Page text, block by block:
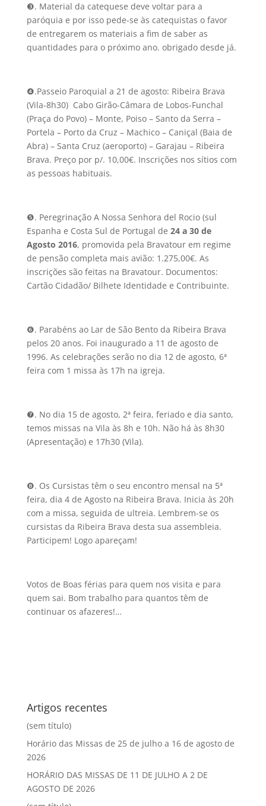
❸. Material da catequese deve voltar para a
paróquia e por isso pede-se às catequistas o favor
de entregarem os materiais a fim de saber as
quantidades para o próximo ano. obrigado desde já.
❹.Passeio Paroquial a 21 de agosto: Ribeira Brava
(Vila-8h30) Cabo Girão-Câmara de Lobos-Funchal
(Praça do Povo) – Monte, Poiso – Santo da Serra –
Portela – Porto da Cruz – Machico – Caniçal (Baia de
Abra) – Santa Cruz (aeroporto) – Garajau – Ribeira
Brava. Preço por p/. 10,00€. Inscrições nos sítios com
as pessoas habituais.
❺. Peregrinação A Nossa Senhora del Rocio (sul
Espanha e Costa Sul de Portugal de 24 a 30 de
Agosto 2016, promovida pela Bravatour em regime
de pensão completa mais avião: 1.275,00€. As
inscrições são feitas na Bravatour. Documentos:
Cartão Cidadão/ Bilhete Identidade e Contribuinte.
❻. Parabéns ao Lar de São Bento da Ribeira Brava
pelos 20 anos. Foi inaugurado a 11 de agosto de
1996. As celebrações serão no dia 12 de agosto, 6ª
feira com 1 missa às 17h na igreja.
❼. No dia 15 de agosto, 2ª feira, feriado e dia santo,
temos missas na Vila às 8h e 10h. Não há às 8h30
(Apresentação) e 17h30 (Vila).
❽. Os Cursistas têm o seu encontro mensal na 5ª
feira, dia 4 de Agosto na Ribeira Brava. Inicia às 20h
com a missa, seguida de ultreia. Lembrem-se os
cursistas da Ribeira Brava desta sua assembleia.
Participem! Logo apareçam!
Votos de Boas férias para quem nos visita e para
quem sai. Bom trabalho para quantos têm de
continuar os afazeres!…
Artigos recentes
(sem título)
Horário das Missas de 25 de julho a 16 de agosto de
2026
HORÁRIO DAS MISSAS DE 11 DE JULHO A 2 DE
AGOSTO DE 2026